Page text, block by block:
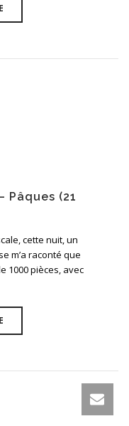
Pâques (21
cette nuit, un
m’a raconté que
1000 pièces, avec